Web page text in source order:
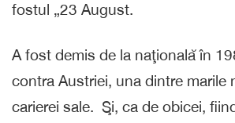
fostul „23 August.
A fost demis de la naţională în
contra Austriei, una dintre marile
carierei sale. Şi, ca de obicei,